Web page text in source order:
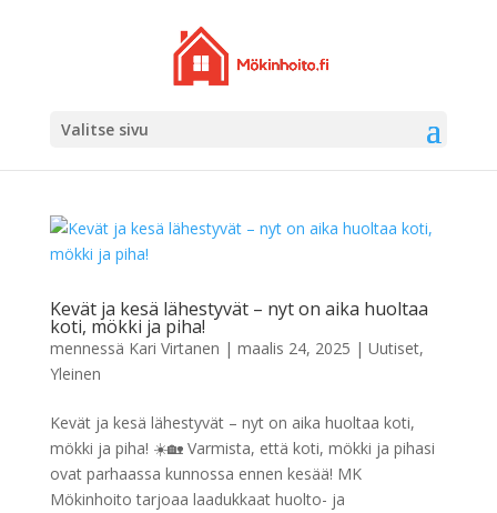
Valitse sivu
Kevät ja kesä lähestyvät – nyt on aika huoltaa
koti, mökki ja piha!
mennessä Kari Virtanen | maalis 24, 2025 | Uutiset,
Yleinen
Kevät ja kesä lähestyvät – nyt on aika huoltaa koti,
mökki ja piha! ☀️🏡 Varmista, että koti, mökki ja pihasi
ovat parhaassa kunnossa ennen kesää! MK
Mökinhoito tarjoaa laadukkaat huolto- ja